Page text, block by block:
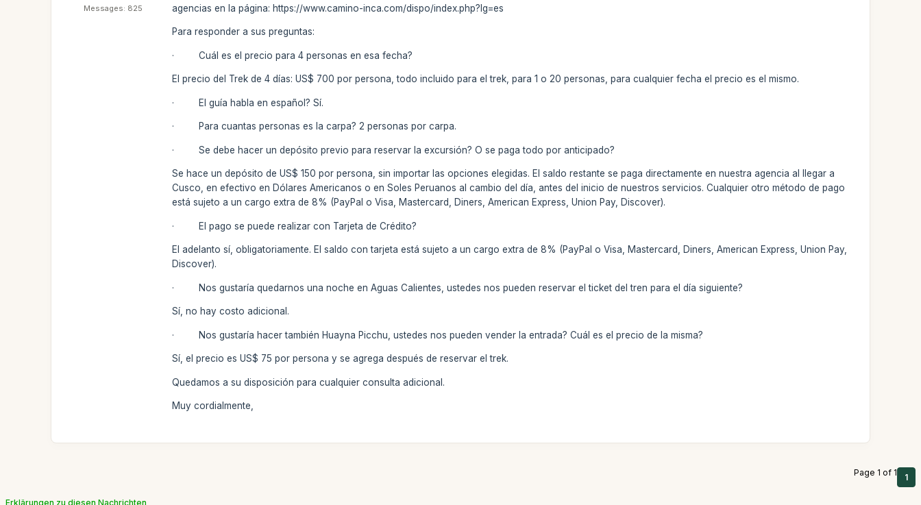
Messages: 825
agencias en la página: https://www.camino-inca.com/dispo/index.php?lg=es
Para responder a sus preguntas:
· Cuál es el precio para 4 personas en esa fecha?
El precio del Trek de 4 días: US$ 700 por persona, todo incluido para el trek, para 1 o 20 personas, para cualquier fecha el precio es el mismo.
· El guía habla en español? Sí.
· Para cuantas personas es la carpa? 2 personas por carpa.
· Se debe hacer un depósito previo para reservar la excursión? O se paga todo por anticipado?
Se hace un depósito de US$ 150 por persona, sin importar las opciones elegidas. El saldo restante se paga directamente en nuestra agencia al llegar a
Cusco, en efectivo en Dólares Americanos o en Soles Peruanos al cambio del día, antes del inicio de nuestros servicios. Cualquier otro método de pago
está sujeto a un cargo extra de 8% (PayPal o Visa, Mastercard, Diners, American Express, Union Pay, Discover).
· El pago se puede realizar con Tarjeta de Crédito?
El adelanto sí, obligatoriamente. El saldo con tarjeta está sujeto a un cargo extra de 8% (PayPal o Visa, Mastercard, Diners, American Express, Union Pay,
Discover).
· Nos gustaría quedarnos una noche en Aguas Calientes, ustedes nos pueden reservar el ticket del tren para el día siguiente?
Sí, no hay costo adicional.
· Nos gustaría hacer también Huayna Picchu, ustedes nos pueden vender la entrada? Cuál es el precio de la misma?
Sí, el precio es US$ 75 por persona y se agrega después de reservar el trek.
Quedamos a su disposición para cualquier consulta adicional.
Muy cordialmente,
Page 1 of 1 1
Erklärungen zu diesen Nachrichten